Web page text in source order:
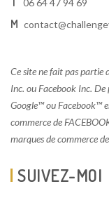
06 64 47 94 69
M
Ce site ne fait pas partie
Inc. ou Facebook Inc. De
Google™ ou Facebook™
commerce de
marques de commerce
SUIVEZ-MOI